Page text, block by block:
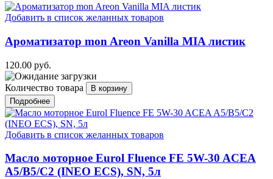
Добавить в список желанных товаров
Ароматизатор mon Areon Vanilla MIA листик
120.00 руб.
Количество товара
Подробнее
Добавить в список желанных товаров
Масло моторное Eurol Fluence FE 5W-30 ACEA
A5/B5/C2 (INEO ECS), SN, 5л